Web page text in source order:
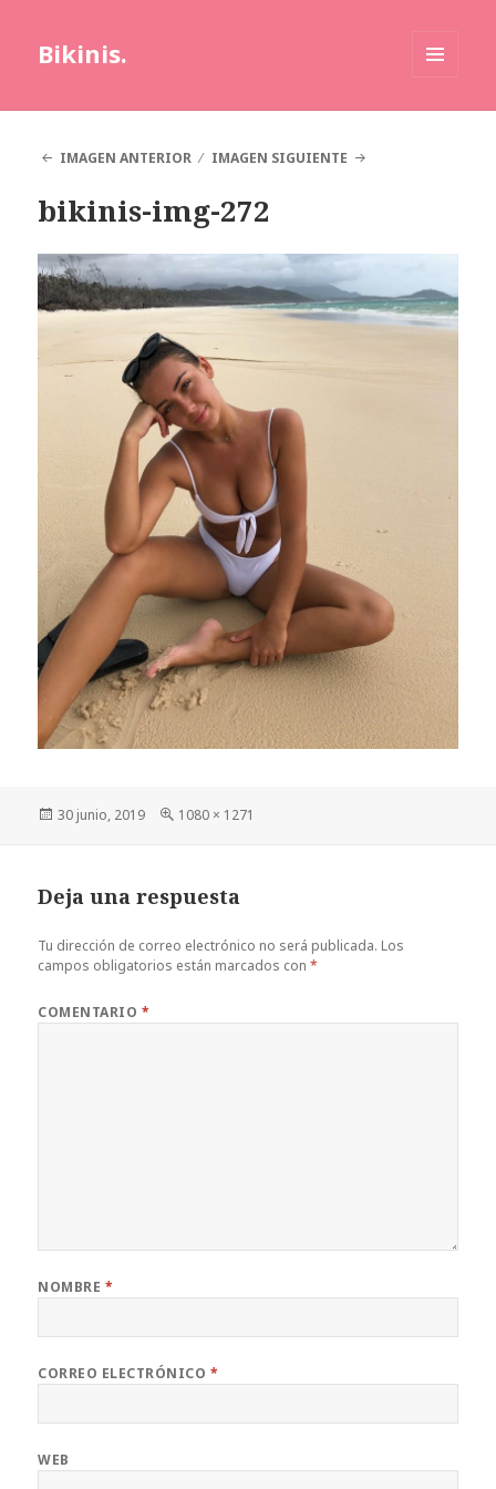
Bikinis.
IMAGEN ANTERIOR
IMAGEN SIGUIENTE
bikinis-img-272
Publicado
30 junio, 2019
Tamaño
1080 × 1271
Deja una respuesta
Tu dirección de correo electrónico no será publicada. Los
campos obligatorios están marcados con*
COMENTARIO *
NOMBRE *
CORREO ELECTRÓNICO *
WEB